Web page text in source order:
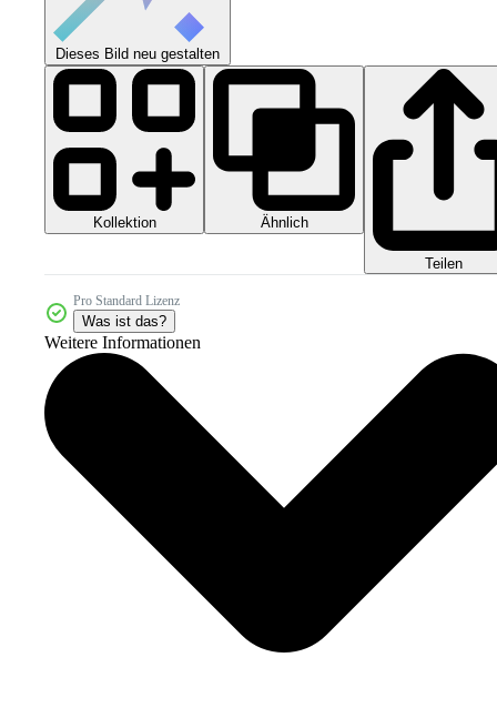
Dieses Bild neu gestalten
Kollektion Ähnlich
Teilen
Pro Standard Lizenz
Was ist das?
Weitere Informationen